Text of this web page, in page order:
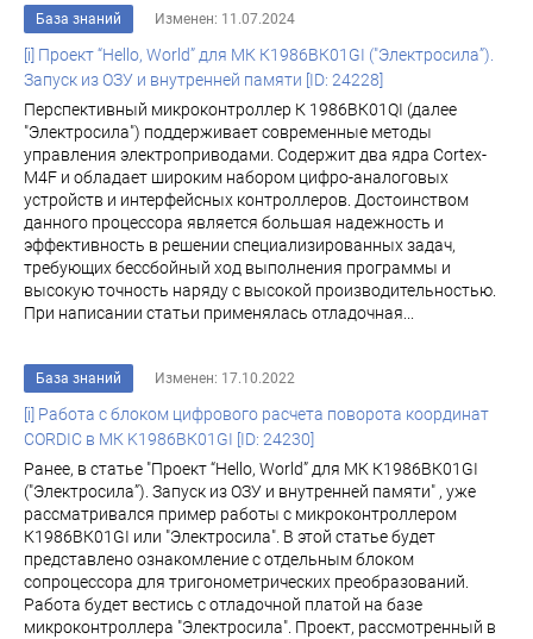
База знаний Изменен: 11.07.2024
[i] Проект “Hello, World” для МК К1986ВК01GI ("Электросила”).
Запуск из ОЗУ и внутренней памяти [ID: 24228]
Перспективный микроконтроллер К 1986ВК01QI (далее
"Электросила") поддерживает современные методы
управления электроприводами. Содержит два ядра Cortex-
M4F и обладает широким набором цифро-аналоговых
устройств и интерфейсных контроллеров. Достоинством
данного процессора является большая надежность и
эффективность в решении специализированных задач,
требующих бессбойный ход выполнения программы и
высокую точность наряду с высокой производительностью.
При написании статьи применялась отладочная...
База знаний Изменен: 17.10.2022
[i] Работа с блоком цифрового расчета поворота координат
CORDIC в МК K1986ВК01GI [ID: 24230]
Ранее, в статье "Проект “Hello, World” для МК К1986ВК01GI
("Электросила”). Запуск из ОЗУ и внутренней памяти" , уже
рассматривалcя пример работы с микроконтроллером
К1986ВК01GI или "Электросила". В этой статье будет
представлено ознакомление с отдельным блоком
сопроцессора для тригонометрических преобразований.
Работа будет вестись с отладочной платой на базе
микроконтроллера "Электросила". Проект, рассмотренный в